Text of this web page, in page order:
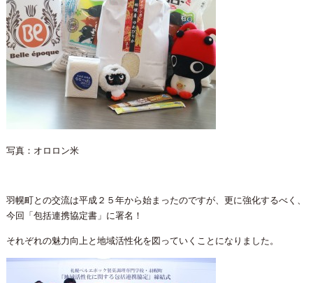
写真：オロロン米
羽幌町との交流は平成２５年から始まったのですが、更に強化するべく、
今回「包括連携協定書」に署名！
それぞれの魅力向上と地域活性化を図っていくことになりました。